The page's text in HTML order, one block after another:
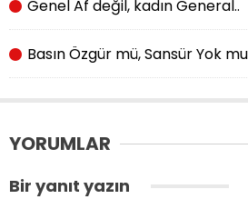
Genel Af değil, kadın General..
Basın Özgür mü, Sansür Yok
YORUMLAR
Bir yanıt yazın